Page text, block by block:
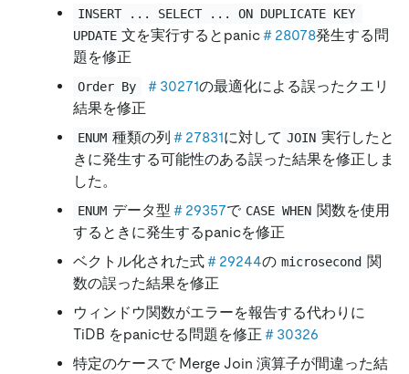
INSERT ... SELECT ... ON DUPLICATE KEY
UPDATE 文を実行するとpanic＃28078発生する問
題を修正
Order By ＃30271の最適化による誤ったクエリ
結果を修正
ENUM 種類の列 ＃27831に対して JOIN 実行したと
きに発生する可能性のある誤った結果を修正しま
した。
ENUM データ型 ＃29357で CASE WHEN 関数を使用
するときに発生するpanicを修正
ベクトル化された式＃29244の microsecond 関
数の誤った結果を修正
ウィンドウ関数がエラーを報告する代わりに
TiDB をpanicせる問題を修正 ＃30326
特定のケースで Merge Join 演算子が間違った結